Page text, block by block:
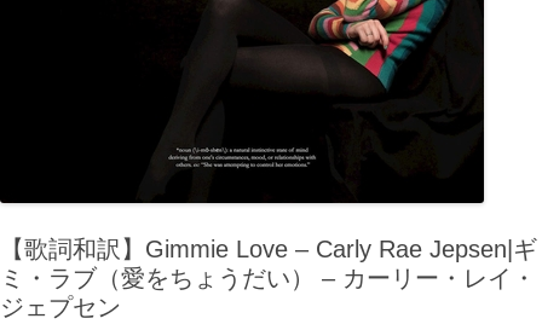
【歌詞和訳】Gimmie Love – Carly Rae Jepsen|ギ
ミ・ラブ（愛をちょうだい） – カーリー・レイ・
ジェプセン